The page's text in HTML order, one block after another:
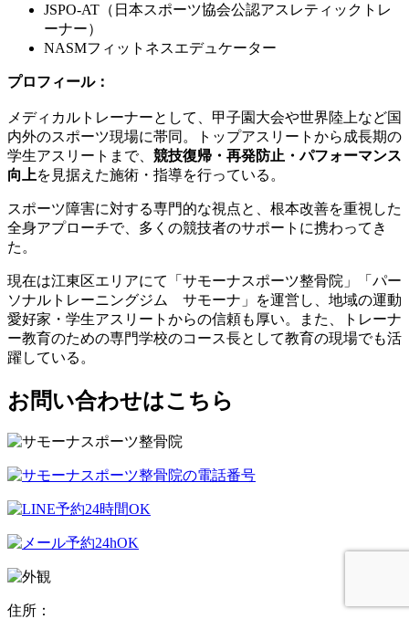
JSPO-AT（日本スポーツ協会公認アスレティックトレ
ーナー）
NASMフィットネスエデュケーター
プロフィール：
メディカルトレーナーとして、甲子園大会や世界陸上など国
内外のスポーツ現場に帯同。トップアスリートから成長期の
学生アスリートまで、 競技復帰・再発防止・パフォーマンス
向上を見据えた施術・指導を行っている。
スポーツ障害に対する専門的な視点と、根本改善を重視した
全身アプローチで、多くの競技者のサポートに携わってき
た。
現在は江東区エリアにて「サモーナスポーツ整骨院」「パー
ソナルトレーニングジム サモーナ」を運営し、地域の運動
愛好家・学生アスリートからの信頼も厚い。また、トレーナ
ー教育のための専門学校のコース長として教育の現場でも活
躍している。
お問い合わせはこちら
住所：